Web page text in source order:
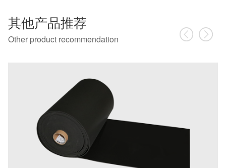
其他产品推荐
Other product recommendation